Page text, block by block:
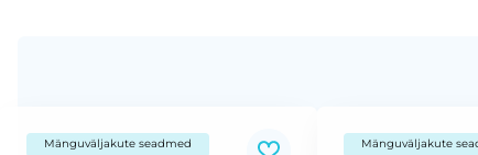
Mänguväljakute seadmed Mänguväljakute